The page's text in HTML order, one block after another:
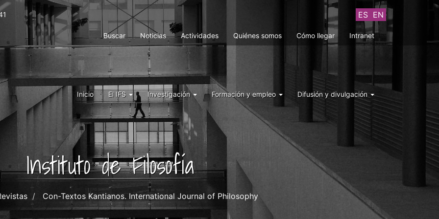
ES EN
Menu
top
right
Buscar Noticias Actividades Quiénes somos Cómo llegar Intranet
Menu
IFS
Inicio El IFS Investigación Formación y empleo Difusión y divulgación
Instituto de Filosofía
Con-Textos Kantianos. International Journal of Philosophy